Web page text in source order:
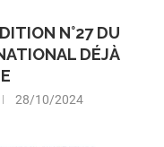
N°27 DU
DÉJÀ
28/10/2024